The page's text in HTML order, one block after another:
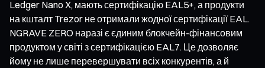
Ledger Nano X, мають сертифікацію EAL5+, а продукти
на кшталт Trezor не отримали жодної сертифікації EAL.
NGRAVE ZERO наразі є єдиним блокчейн-фінансовим
продуктом у світі з сертифікацією EAL7. Це дозволяє
йому не лише перевершувати всіх конкурентів, а й